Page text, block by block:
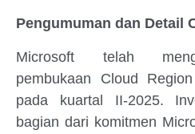
Pengumuman dan Detail
Microsoft telah
pembukaan Cloud
pada kuartal II-2025.
bagian dari komitmen